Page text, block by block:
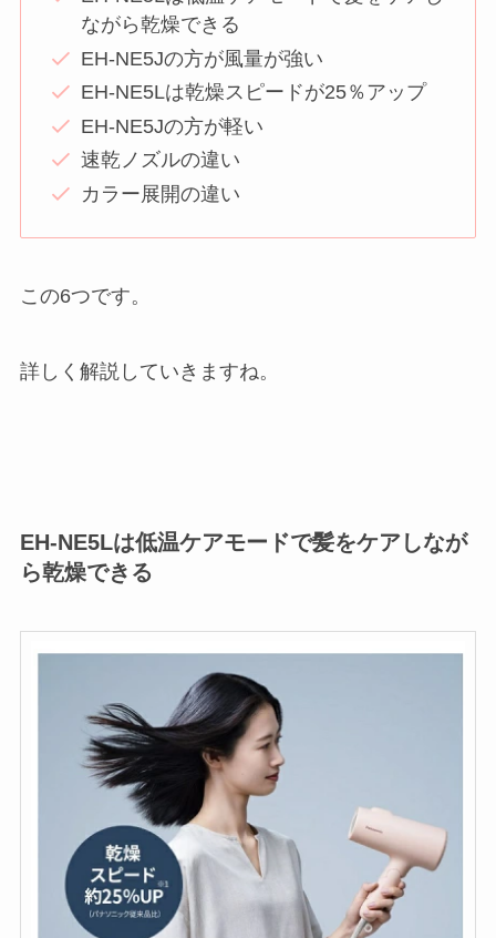
ながら乾燥できる
EH-NE5Jの方が風量が強い
EH-NE5Lは乾燥スピードが25％アップ
EH-NE5Jの方が軽い
速乾ノズルの違い
カラー展開の違い
この6つです。
詳しく解説していきますね。
EH-NE5Lは低温ケアモードで髪をケアしなが
ら乾燥できる